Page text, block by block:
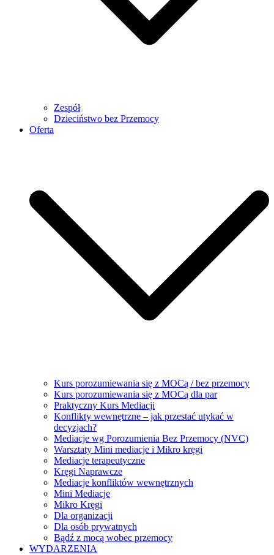
Zespół
Dzieciństwo bez Przemocy
Oferta
Kurs porozumiewania się z MOCą / bez przemocy
Kurs porozumiewania się z MOCą dla par
Praktyczny Kurs Mediacji
Konflikty wewnętrzne – jak przestać utykać w
decyzjach?
Mediacje wg Porozumienia Bez Przemocy (NVC)
Warsztaty Mini mediacje i Mikro kręgi
Mediacje terapeutyczne
Kręgi Naprawcze
Mediacje konfliktów wewnętrznych
Mini Mediacje
Mikro Kręgi
Dla organizacji
Dla osób prywatnych
Bądź z mocą wobec przemocy
WYDARZENIA